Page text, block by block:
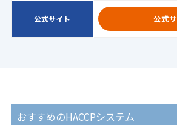
公式サイト 公式
おすすめのHACCPシステム